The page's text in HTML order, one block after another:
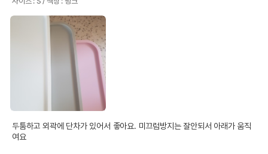
두툼하고 외곽에 단차가 있어서 좋아요. 미끄럼방지는 잘안되서 아래가 움직
여요